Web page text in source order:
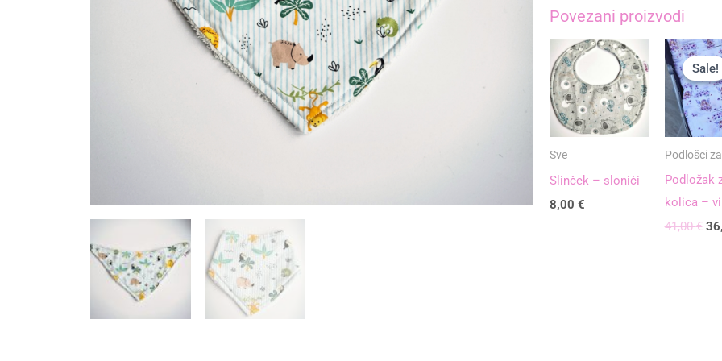
-
safari
plavo
količina
Povezani proizvodi
Sve
Slinček – slonići
8,00 €
Sale!
Sale!
Podlošci
Podložak
kolica –
41,00€
je: